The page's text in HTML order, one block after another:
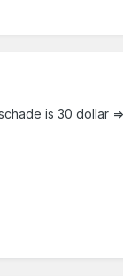
is 30 dollar